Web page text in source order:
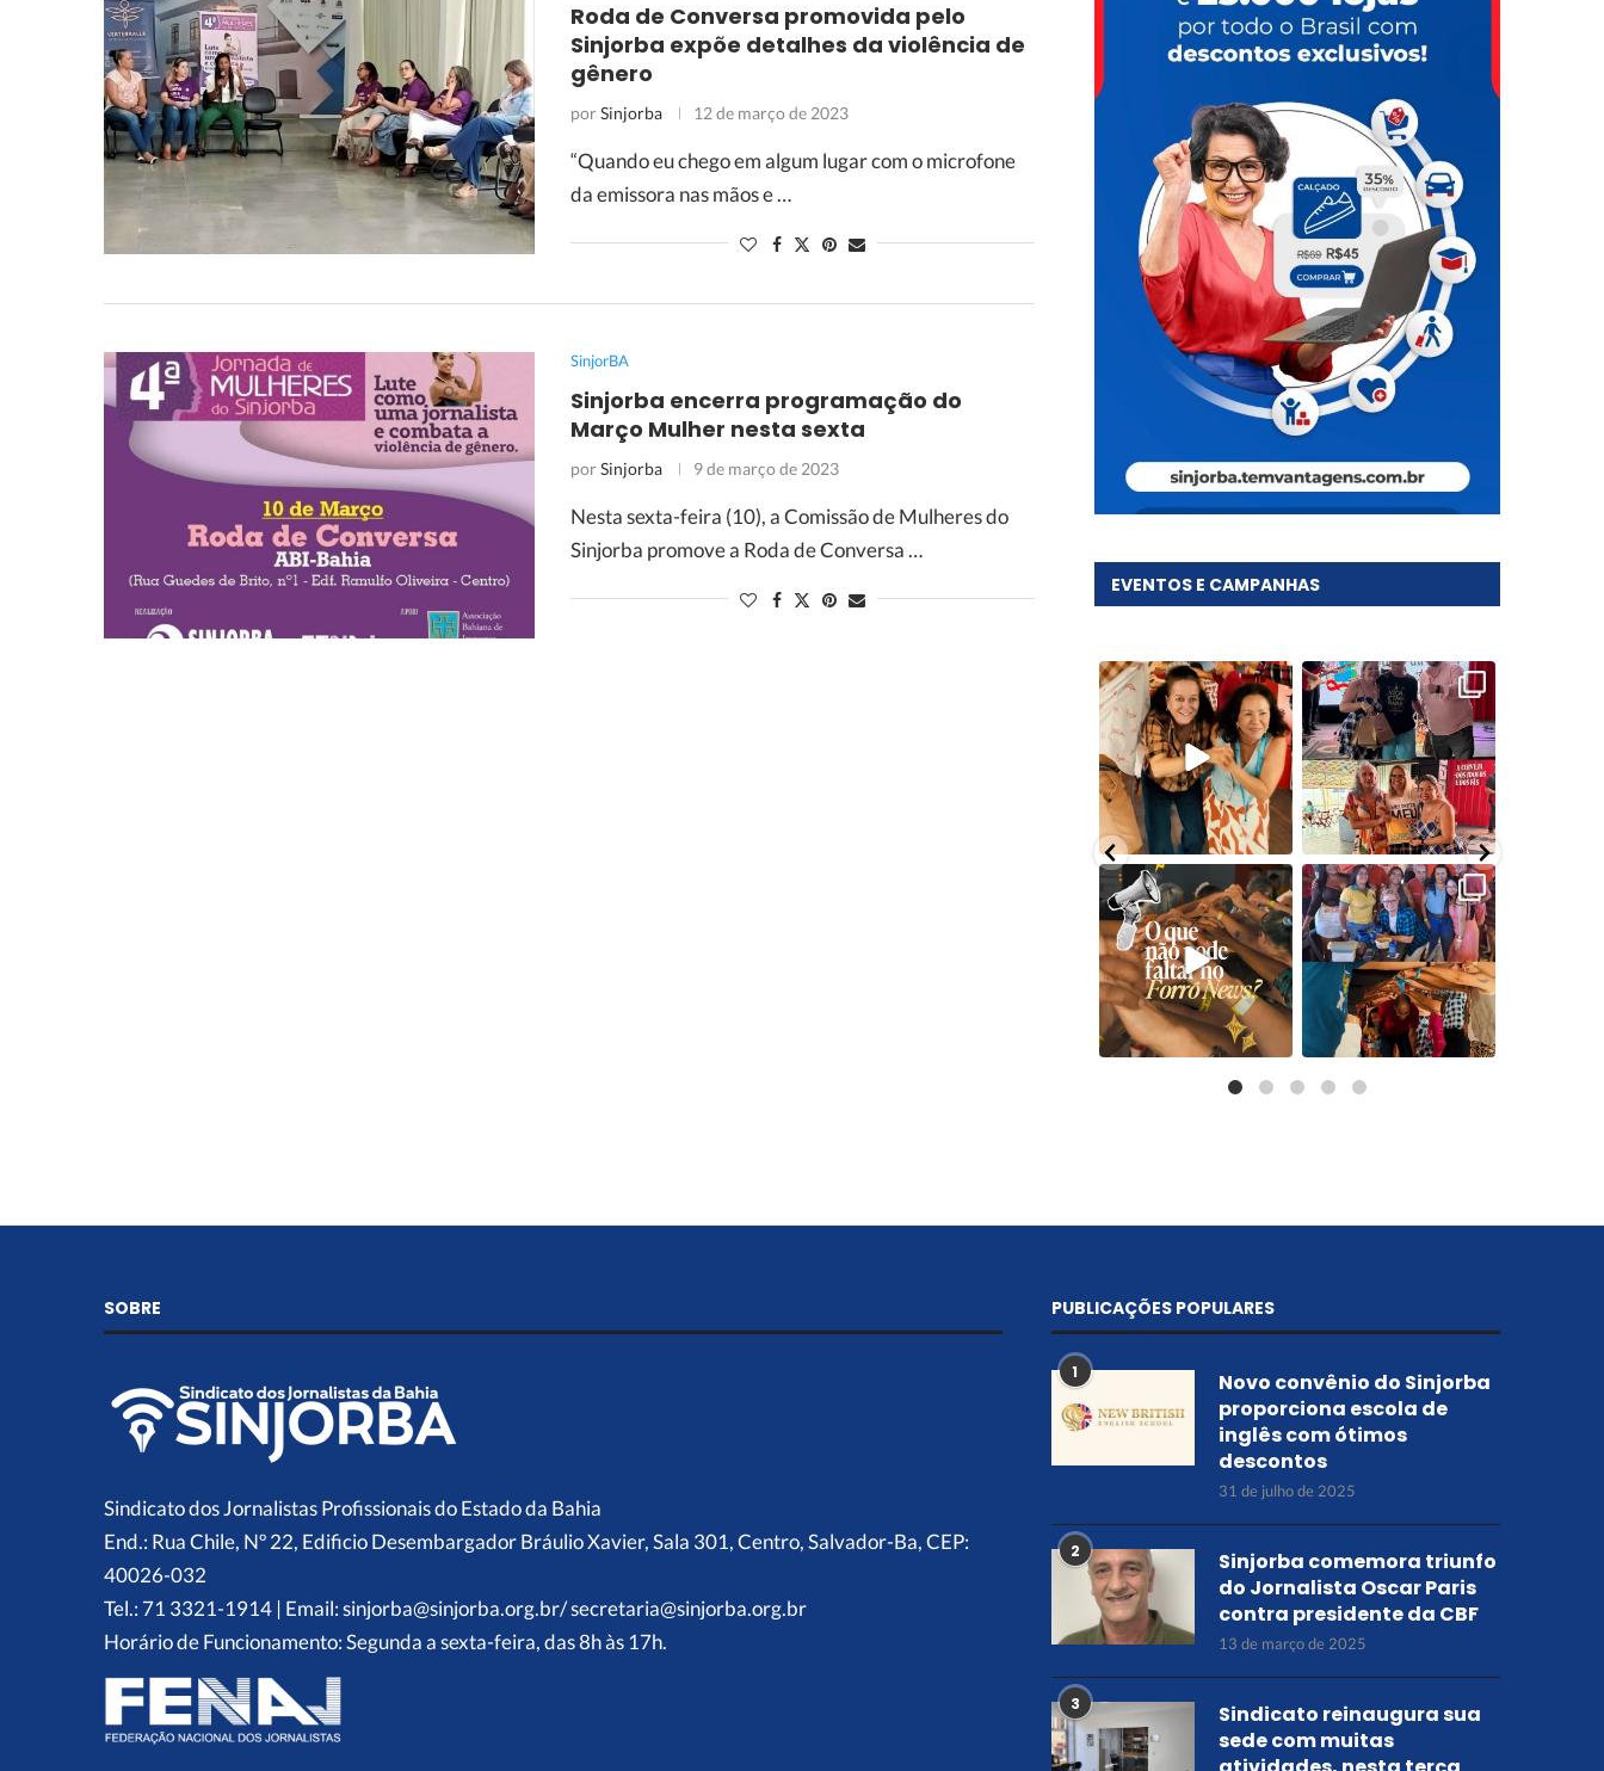
Roda de Conversa promovida pelo
Sinjorba expõe detalhes da violência de
gênero
porSinjorba 12 de março de 2023
“Quando eu chego em algum lugar com o microfone
da emissora nas mãos e …
SinjorBA
Sinjorba encerra programação do
Março Mulher nesta sexta
porSinjorba 9 de março de 2023
Nesta sexta-feira (10), a Comissão de Mulheres do
Sinjorba promove a Roda de Conversa …
EVENTOS E CAMPANHAS
SOBRE
Sindicato dos Jornalistas Profissionais do Estado da Bahia
End.: Rua Chile, Nº 22, Edificio Desembargador Bráulio Xavier, Sala 301, Centro, Salvador-Ba, CEP:
40026-032
Tel.: 71 3321-1914 | Email: sinjorba@sinjorba.org.br/ secretaria@sinjorba.org.br
Horário de Funcionamento: Segunda a sexta-feira, das 8h às 17h.
PUBLICAÇÕES POPULARES
1
Novo convênio do Sinjorba
proporciona escola de
inglês com ótimos
descontos
31 de julho de 2025
2
Sinjorba comemora triunfo
do Jornalista Oscar Paris
contra presidente da CBF
13 de março de 2025
3
Sindicato reinaugura sua
sede com muitas